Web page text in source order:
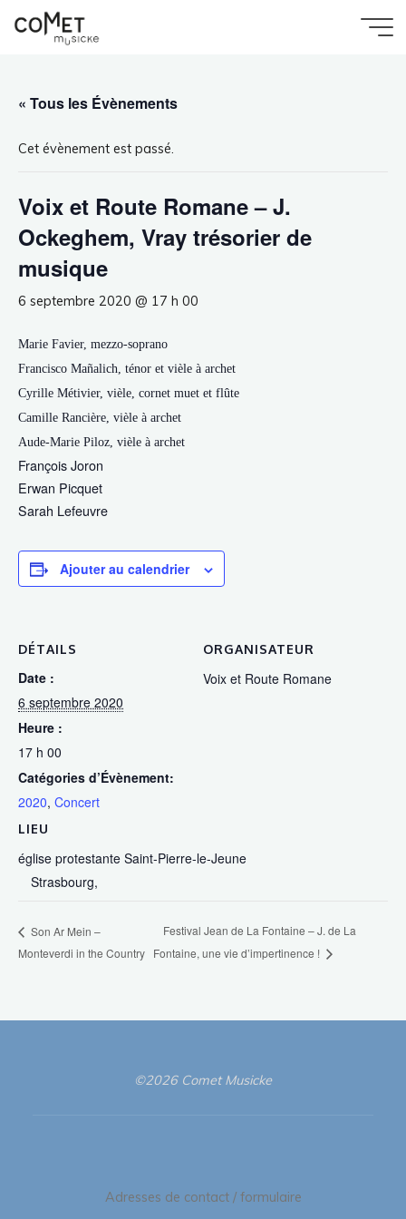
Voix et Route Romane – J. Ockeghem, Vray
« Tous les Évènements
Cet évènement est passé.
Voix et Route Romane – J.
Ockeghem, Vray trésorier de
musique
6 septembre 2020 @ 17 h 00
Marie Favier, mezzo-soprano
Francisco Mañalich, ténor et vièle à archet
Cyrille Métivier, vièle, cornet muet et flûte
Camille Rancière, vièle à archet
Aude-Marie Piloz, vièle à archet
François Joron
Erwan Picquet
Sarah Lefeuvre
Ajouter au calendrier
DÉTAILS
Date :
6 septembre 2020
Heure :
17 h 00
Catégories d’Évènement:
2020, Concert
LIEU
église protestante Saint-Pierre-le-Jeune
Strasbourg,
ORGANISATEUR
Voix et Route Romane
Son Ar Mein –
Monteverdi in the Country
Festival Jean de La Fontaine – J. de La
Fontaine, une vie d’impertinence !
©2026 Comet Musicke
Adresses de contact / formulaire